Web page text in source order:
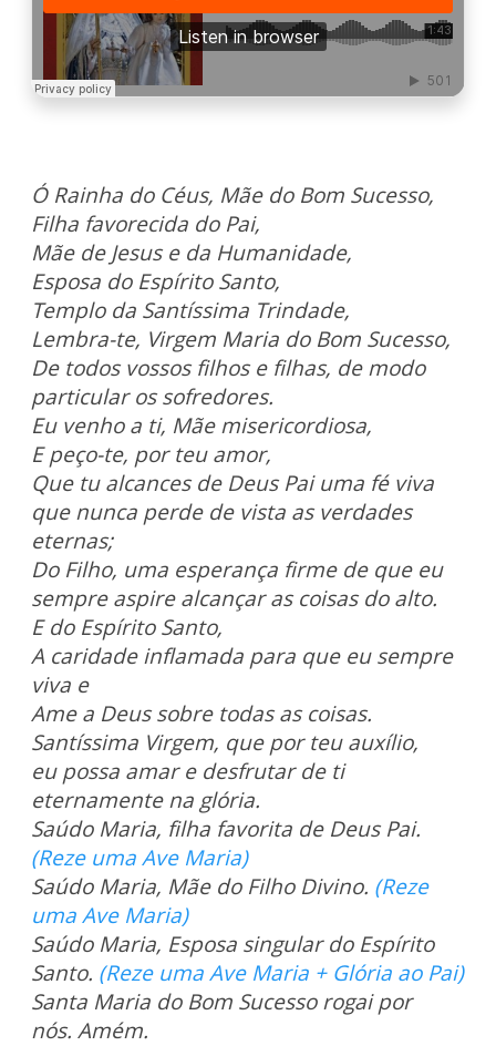
Ó Rainha do Céus, Mãe do Bom Sucesso,
Filha favorecida do Pai,
Mãe de Jesus e da Humanidade,
Esposa do Espírito Santo,
Templo da Santíssima Trindade,
Lembra-te, Virgem Maria do Bom Sucesso,
De todos vossos filhos e filhas, de modo
particular os sofredores.
Eu venho a ti, Mãe misericordiosa,
E peço-te, por teu amor,
Que tu alcances de Deus Pai uma fé viva
que nunca perde de vista as verdades
eternas;
Do Filho, uma esperança firme de que eu
sempre aspire alcançar as coisas do alto.
E do Espírito Santo,
A caridade inflamada para que eu sempre
viva e
Ame a Deus sobre todas as coisas.
Santíssima Virgem, que por teu auxílio,
eu possa amar e desfrutar de ti
eternamente na glória.
Saúdo Maria, filha favorita de Deus Pai.
(Reze uma Ave Maria)
Saúdo Maria, Mãe do Filho Divino. (Reze
uma Ave Maria)
Saúdo Maria, Esposa singular do Espírito
Santo. (Reze uma Ave Maria + Glória ao Pai)
Santa Maria do Bom Sucesso rogai por
nós. Amém.